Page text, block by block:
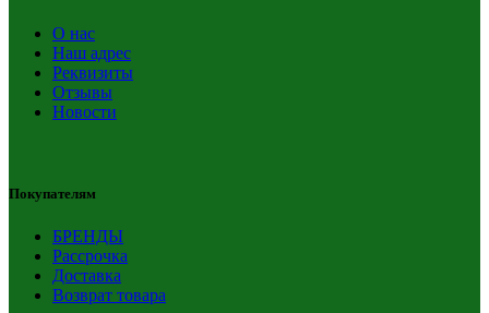
О нас
Наш адрес
Реквизиты
Отзывы
Новости
Покупателям
БРЕНДЫ
Рассрочка
Доставка
Возврат товара